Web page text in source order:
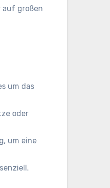
auf großen
um das
oder
um eine